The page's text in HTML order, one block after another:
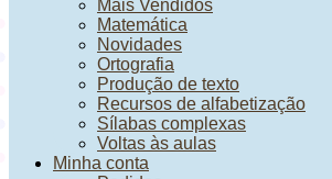
Mais Vendidos
Matemática
Novidades
Ortografia
Produção de texto
Recursos de alfabetização
Sílabas complexas
Voltas às aulas
Minha conta